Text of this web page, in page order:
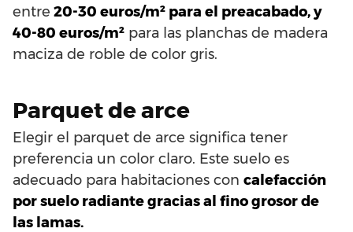
entre 20-30 euros/m² para el preacabado, y
40-80 euros/m² para las planchas de madera
maciza de roble de color gris.
Parquet de arce
Elegir el parquet de arce significa tener
preferencia un color claro. Este suelo es
adecuado para habitaciones con calefacción
por suelo radiante gracias al fino grosor de
las lamas.